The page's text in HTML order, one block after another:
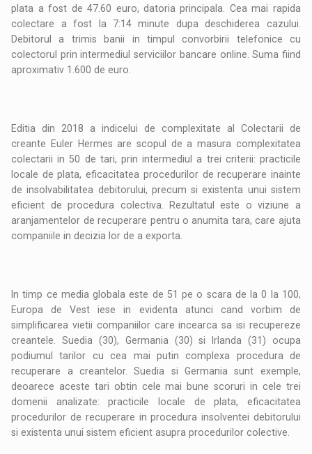
plata a fost de 47.60 euro, datoria principala. Cea mai rapida
colectare a fost la 7:14 minute dupa deschiderea cazului.
Debitorul a trimis banii in timpul convorbirii telefonice cu
colectorul prin intermediul serviciilor bancare online. Suma fiind
aproximativ 1.600 de euro.
Editia din 2018 a indicelui de complexitate al Colectarii de
creante Euler Hermes are scopul de a masura complexitatea
colectarii in 50 de tari, prin intermediul a trei criterii: practicile
locale de plata, eficacitatea procedurilor de recuperare inainte
de insolvabilitatea debitorului, precum si existenta unui sistem
eficient de procedura colectiva. Rezultatul este o viziune a
aranjamentelor de recuperare pentru o anumita tara, care ajuta
companiile in decizia lor de a exporta.
In timp ce media globala este de 51 pe o scara de la 0 la 100,
Europa de Vest iese in evidenta atunci cand vorbim de
simplificarea vietii companiilor care incearca sa isi recupereze
creantele. Suedia (30), Germania (30) si Irlanda (31) ocupa
podiumul tarilor cu cea mai putin complexa procedura de
recuperare a creantelor. Suedia si Germania sunt exemple,
deoarece aceste tari obtin cele mai bune scoruri in cele trei
domenii analizate: practicile locale de plata, eficacitatea
procedurilor de recuperare in procedura insolventei debitorului
si existenta unui sistem eficient asupra procedurilor colective.